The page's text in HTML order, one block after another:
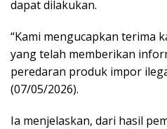
dapat dilakukan.
“Kami mengucapkan terima
yang telah memberikan
peredaran produk impor
(07/05/2026).
Ia menjelaskan, dari hasil